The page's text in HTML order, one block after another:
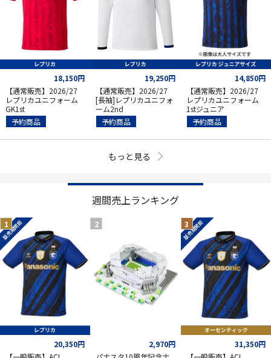
18,150円
【通常販売】2026/27
レプリカユニフォーム
GK1st
予約商品
19,250円
【通常販売】2026/27
[長袖]レプリカユニフォ
ーム2nd
予約商品
14,850円
【通常販売】2026/27
レプリカユニフォーム
1stジュニア
予約商品
もっと見る
週間売上ランキング
販売期間前
20,350円
2,970円
販売期間前
31,350円